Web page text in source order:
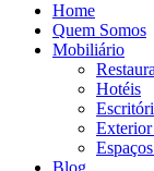
Home
Quem Somos
Mobiliário
Hotéis
Exterior
Blog